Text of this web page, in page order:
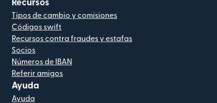
Recursos
Tipos de cambio y comisiones
Códigos swift
Recursos contra fraudes y estafas
Socios
Números de IBAN
Referir amigos
Ayuda
Ayuda